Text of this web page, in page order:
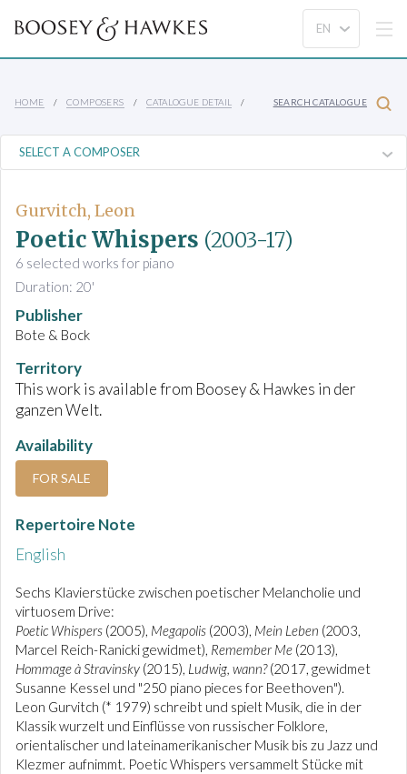
HOME COMPOSERS CATALOGUE DETAIL SEARCH CATALOGUE
Gurvitch, Leon
Poetic Whispers (2003-17)
6 selected works for piano
Duration: 20'
Publisher
Bote & Bock
Territory
This work is available from Boosey & Hawkes in der
ganzen Welt.
Availability
FOR SALE
Repertoire Note
English
Sechs Klavierstücke zwischen poetischer Melancholie und
virtuosem Drive:
Poetic Whispers (2005), Megapolis (2003), Mein Leben (2003,
Marcel Reich-Ranicki gewidmet), Remember Me (2013),
Hommage à Stravinsky (2015), Ludwig, wann?(2017, gewidmet
Susanne Kessel und "250 piano pieces for Beethoven").
Leon Gurvitch (* 1979) schreibt und spielt Musik, die in der
Klassik wurzelt und Einflüsse von russischer Folklore,
orientalischer und lateinamerikanischer Musik bis zu Jazz und
Klezmer aufnimmt. Poetic Whispers versammelt Stücke mit